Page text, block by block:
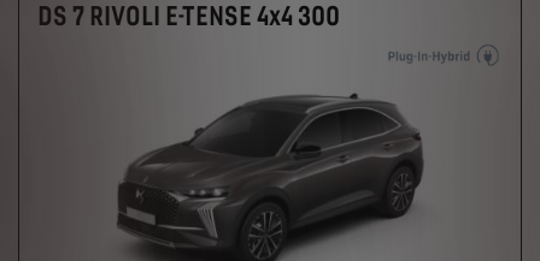
DS 7 RIVOLI E-TENSE 4x4 300